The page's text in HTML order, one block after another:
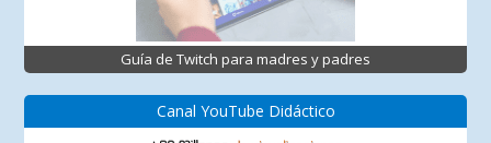
Guía de Twitch para madres y padres
Canal YouTube Didáctico